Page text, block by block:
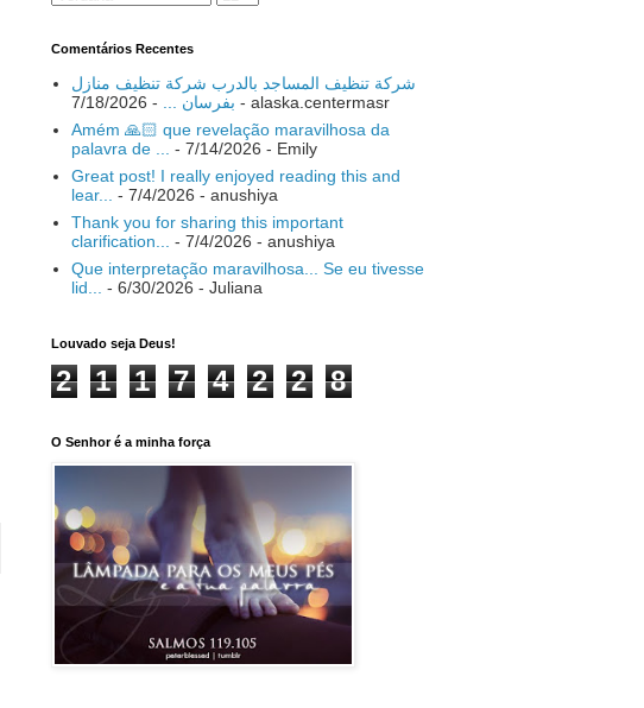
Comentários Recentes
شركة تنظيف المساجد بالدرب شركة تنظيف منازل
بفرسان ...
- 7/18/2026
- alaska.centermasr
Amém 🙏🏻 que revelação maravilhosa da
palavra de ...
- 7/14/2026 - Emily
Great post! I really enjoyed reading this and
lear...
- 7/4/2026 - anushiya
Thank you for sharing this important
clarification...
- 7/4/2026 - anushiya
Que interpretação maravilhosa... Se eu tivesse
lid...
- 6/30/2026 - Juliana
Louvado seja Deus!
2 1 1 7 4 2 2 8
O Senhor é a minha força